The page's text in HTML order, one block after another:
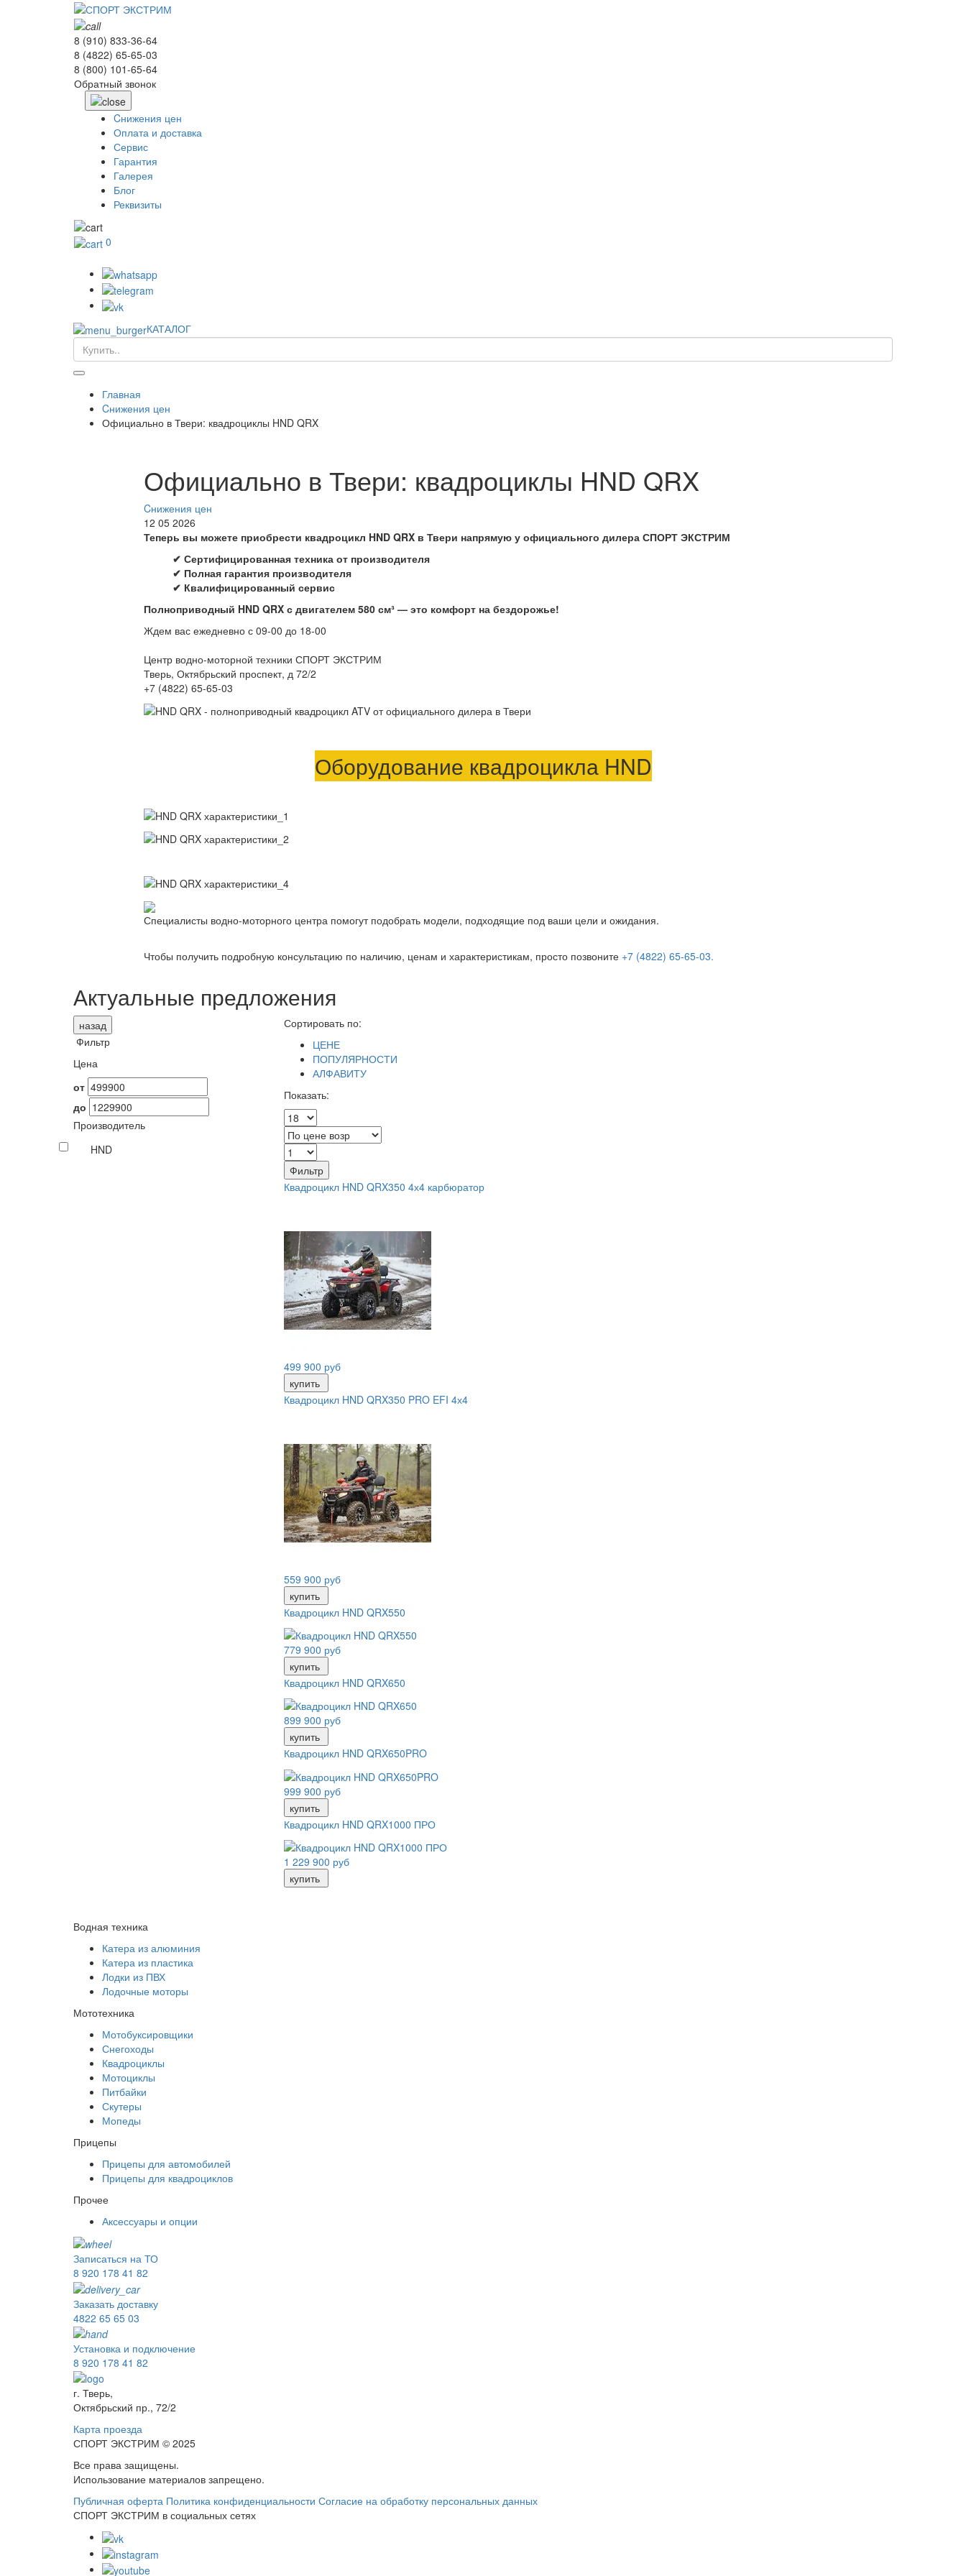
8 (910) 833-36-64
8 (4822) 65-65-03
8 (800) 101-65-64
Обратный звонок
Cнижения цен
Оплата и доставка
Сервис
Гарантия
Галерея
Блог
Реквизиты
0
КАТАЛОГ
Главная
Cнижения цен
Официально в Твери: квадроциклы HND QRX
Официально в Твери: квадроциклы HND QRX
Cнижения цен
12 05 2026
Теперь вы можете приобрести квадроцикл HND QRX в Твери напрямую у официального дилера СПОРТ ЭКСТРИМ
✔ Сертифицированная техника от производителя
✔ Полная гарантия производителя
✔ Квалифицированный сервис
Полноприводный HND QRX с двигателем 580 см³ — это комфорт на бездорожье!
Ждем вас ежедневно с 09-00 до 18-00
Центр водно-моторной техники СПОРТ ЭКСТРИМ
Тверь, Октябрьский проспект, д 72/2
+7 (4822) 65-65-03
Оборудование квадроцикла HND
Специалисты водно-моторного центра помогут подобрать модели, подходящие под ваши цели и ожидания.
Чтобы получить подробную консультацию по наличию, ценам и характеристикам, просто позвоните +7 (4822) 65-65-03.
Актуальные предложения
назад
Фильтр
Цена
от
до
Производитель
HND
Сортировать по:
ЦЕНЕ
ПОПУЛЯРНОСТИ
АЛФАВИТУ
Показать:
Фильтр
Квадроцикл HND QRX350 4х4 карбюратор
499 900 руб
купить
Квадроцикл HND QRX350 PRO EFI 4х4
559 900 руб
купить
Квадроцикл HND QRX550
779 900 руб
купить
Квадроцикл HND QRX650
899 900 руб
купить
Квадроцикл HND QRX650PRO
999 900 руб
купить
Квадроцикл HND QRX1000 ПРО
1 229 900 руб
купить
Водная техника
Катера из алюминия
Катера из пластика
Лодки из ПВХ
Лодочные моторы
Мототехника
Мотобуксировщики
Снегоходы
Квадроциклы
Мотоциклы
Питбайки
Скутеры
Мопеды
Прицепы
Прицепы для автомобилей
Прицепы для квадроциклов
Прочее
Аксессуары и опции
Записаться на ТО
8 920 178 41 82
Заказать доставку
4822 65 65 03
Установка и подключение
8 920 178 41 82
г. Тверь,
Октябрьский пр., 72/2
Карта проезда
СПОРТ ЭКСТРИМ © 2025
Все права защищены.
Использование материалов запрещено.
Публичная оферта Политика конфиденциальности Согласие на обработку персональных данных
СПОРТ ЭКСТРИМ в социальных сетях